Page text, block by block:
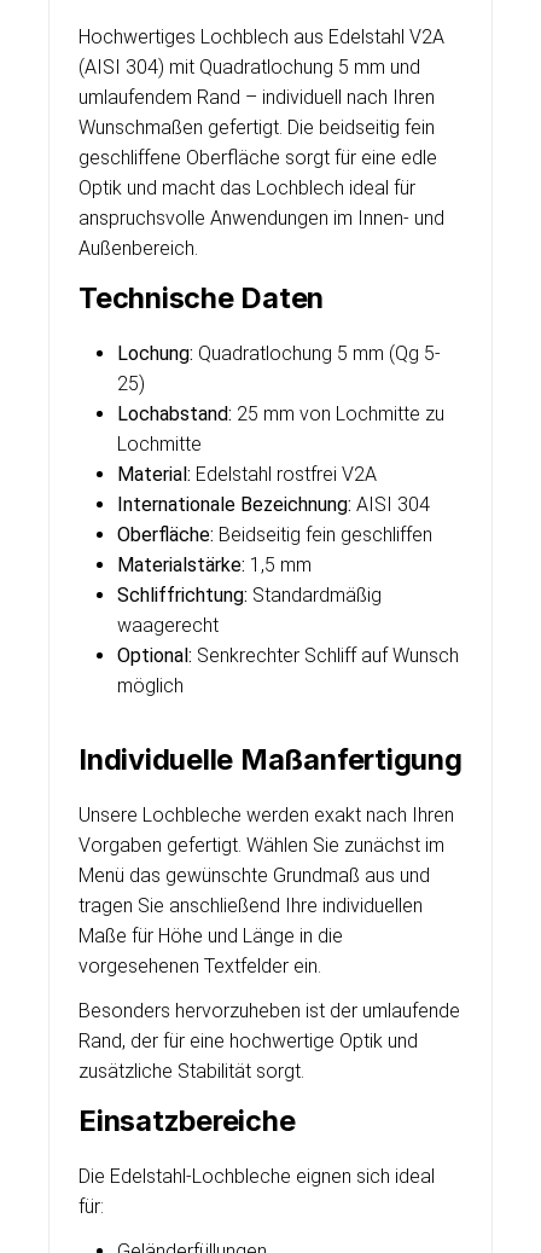
Hochwertiges Lochblech aus Edelstahl V2A
(AISI 304) mit Quadratlochung 5 mm und
umlaufendem Rand – individuell nach Ihren
Wunschmaßen gefertigt. Die beidseitig fein
geschliffene Oberfläche sorgt für eine edle
Optik und macht das Lochblech ideal für
anspruchsvolle Anwendungen im Innen- und
Außenbereich.
Technische Daten
Lochung: Quadratlochung 5 mm (Qg 5-
25)
Lochabstand: 25 mm von Lochmitte zu
Lochmitte
Material: Edelstahl rostfrei V2A
Internationale Bezeichnung: AISI 304
Oberfläche: Beidseitig fein geschliffen
Materialstärke: 1,5 mm
Schliffrichtung: Standardmäßig
waagerecht
Optional: Senkrechter Schliff auf Wunsch
möglich
Individuelle Maßanfertigung
Unsere Lochbleche werden exakt nach Ihren
Vorgaben gefertigt. Wählen Sie zunächst im
Menü das gewünschte Grundmaß aus und
tragen Sie anschließend Ihre individuellen
Maße für Höhe und Länge in die
vorgesehenen Textfelder ein.
Besonders hervorzuheben ist der umlaufende
Rand, der für eine hochwertige Optik und
zusätzliche Stabilität sorgt.
Einsatzbereiche
Die Edelstahl-Lochbleche eignen sich ideal
für: